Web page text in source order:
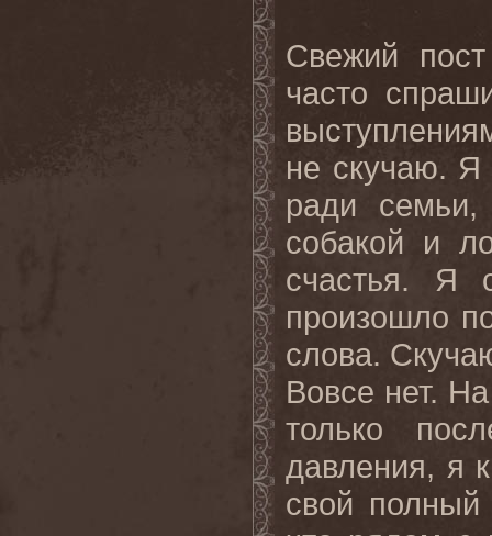
Свежий
часто
не скучаю. Я
ради
собакой и
счастья. Я
произошло
слова.
Вовсе нет.
только
давления, я
свой